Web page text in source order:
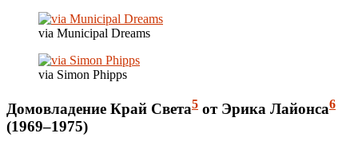
via Municipal Dreams
via Simon Phipps
Домовладение Край Света5 от Эрика Лайонса6
(1969–1975)